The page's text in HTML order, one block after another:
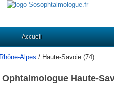
Accueil
Rhône-Alpes / Haute-Savoie (74)
Ophtalmologue Haute-